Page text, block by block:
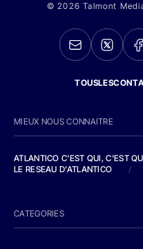
© 2026 Talmont
MIEUX NOUS CONNAITRE
ATLANTICO C'EST QUI, C'EST
LE RESEAU D'ATLANTICO
/
CATEGORIES